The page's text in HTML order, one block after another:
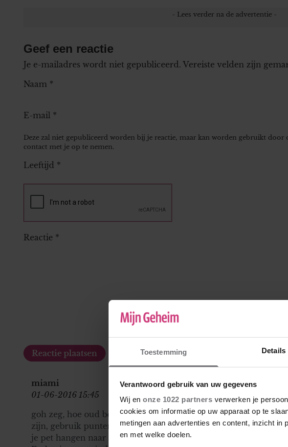
Toestemming Details
Verantwoord gebruik van uw gegevens
Wij en onze 1022 partners verwerken je
cookies om informatie op uw apparaat op te
metingen aan advertenties en content, inzicht
en met welke doelen.
Geef een reactie
Je e-mailadres wordt niet gepubliceerd. Vereiste velden zijn
Naam *
E-mail *
Deze zal niet gepubliceerd worden bij je reactie, maar kan worden gebruikt door
contact met je op te nemen.
Leeftijd *
Reactie *
miami
01-06-2016 15:45
goh zeg, hoe oud ben je eigenlijk, 14 jaar? En beter Nederlands
zijn, gebruik punten bijv., leest stukken gemakkelijker. en dan
je pet hangen naar die jongen. Hij bespeelt je, dat mag toch wel